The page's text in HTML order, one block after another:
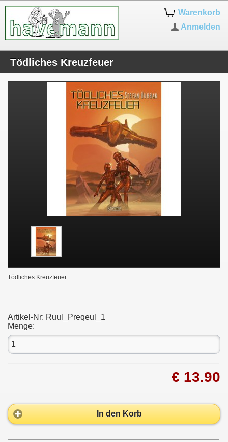
Warenkorb
Anmelden
Tödliches Kreuzfeuer
Tödliches Kreuzfeuer
Artikel-Nr: Ruul_Preqeul_1
Menge:
€ 13.90
In den Korb